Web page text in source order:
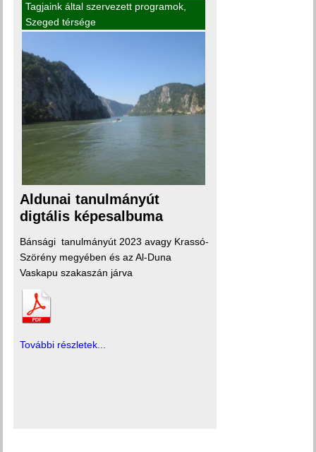
Tagjaink által szervezett programok
Szeged térsége
Aldunai tanulmányút
digtális képesalbuma
Bánsági tanulmányút 2023 avagy Krassó-
Szörény megyében és az Al-Duna
Vaskapu szakaszán járva
További részletek...